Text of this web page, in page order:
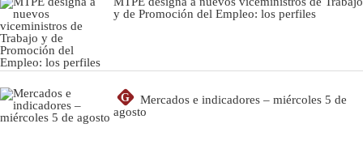
y de Promoción del Empleo: los perfiles
G
Mercados e indicadores – miércoles 5 de
agosto